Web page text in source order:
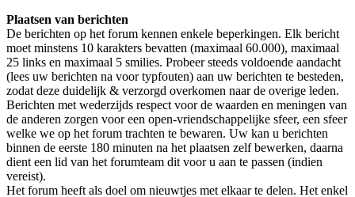
Plaatsen van berichten
De berichten op het forum kennen enkele beperkingen. Elk bericht
moet minstens 10 karakters bevatten (maximaal 60.000), maximaal
25 links en maximaal 5 smilies. Probeer steeds voldoende aandacht
(lees uw berichten na voor typfouten) aan uw berichten te besteden,
zodat deze duidelijk & verzorgd overkomen naar de overige leden.
Berichten met wederzijds respect voor de waarden en meningen van
de anderen zorgen voor een open-vriendschappelijke sfeer, een sfeer
welke we op het forum trachten te bewaren. Uw kan u berichten
binnen de eerste 180 minuten na het plaatsen zelf bewerken, daarna
dient een lid van het forumteam dit voor u aan te passen (indien
vereist).
Het forum heeft als doel om nieuwtjes met elkaar te delen. Het enkel